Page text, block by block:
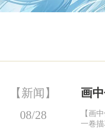
【新闻】
08/28
画
【画
一卷